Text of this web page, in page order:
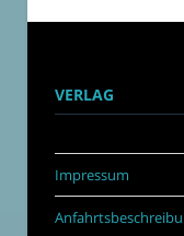
VERLAG
Impressum